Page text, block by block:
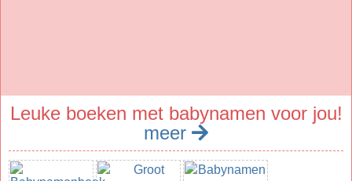
Leuke boeken met babynamen voor jou!
meer